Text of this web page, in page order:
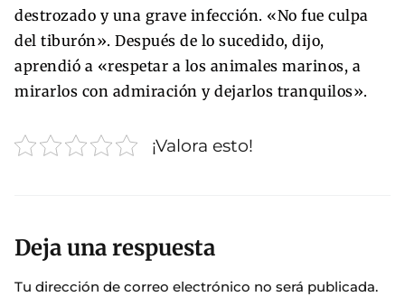
destrozado y una grave infección. «No fue culpa
del tiburón». Después de lo sucedido, dijo,
aprendió a «respetar a los animales marinos, a
mirarlos con admiración y dejarlos tranquilos».
¡Valora esto!
Deja una respuesta
Tu dirección de correo electrónico no será publicada.